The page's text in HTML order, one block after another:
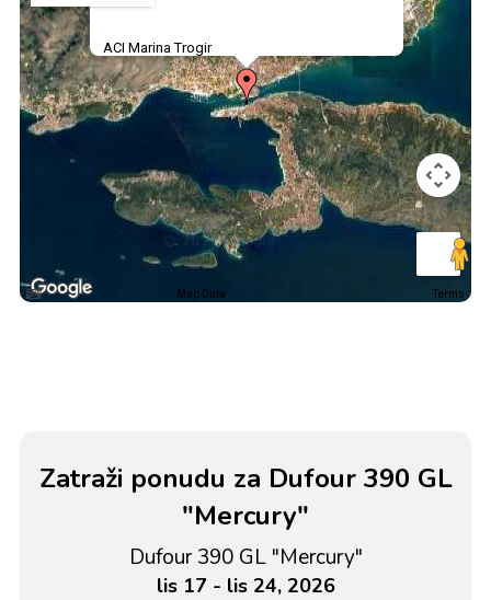
ACI Marina Trogir
Map Data Terms
Zatraži ponudu za Dufour 390 GL
"Mercury"
Dufour 390 GL "Mercury"
lis 17 - lis 24, 2026